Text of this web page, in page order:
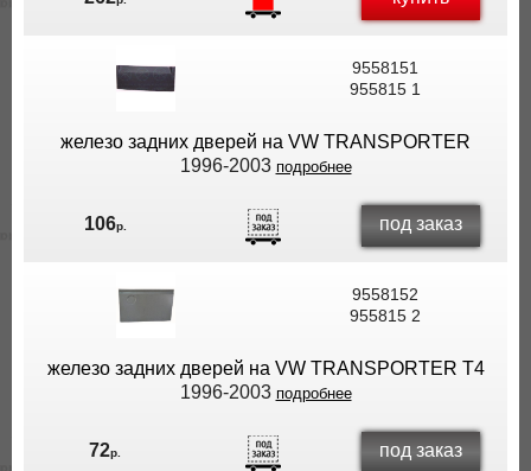
9558151
955815 1
железо задних дверей на VW TRANSPORTER
1996-2003 подробнее
106р. под заказ
9558152
955815 2
железо задних дверей на VW TRANSPORTER T4
1996-2003 подробнее
72р. под заказ